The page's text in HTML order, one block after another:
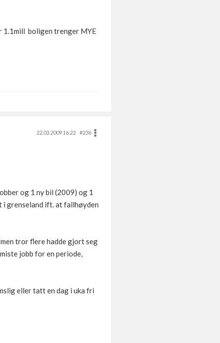
1.1mill boligen trenger MYE
22.03.2009 16.22
#236
og 1 ny bil (2009) og 1
i grenseland ift. at fallhøyden
tror flere hadde gjort seg
jobb for en periode,
eller tatt en dag i uka fri